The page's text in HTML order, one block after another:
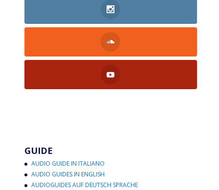
GUIDE
AUDIO GUIDE IN ITALIANO
AUDIO GUIDES IN ENGLISH
AUDIOGUIDES AUF DEUTSCH SPRACHE